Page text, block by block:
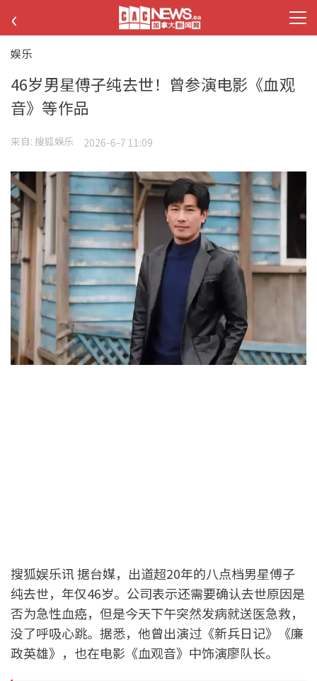
‹
娱乐
46岁男星傅子纯去世！曾参演电影《血观
音》等作品
来自: 搜狐娱乐 2026-6-7 11:09
搜狐娱乐讯 据台媒，出道超20年的八点档男星傅子
纯去世，年仅46岁。公司表示还需要确认去世原因是
否为急性血癌，但是今天下午突然发病就送医急救，
没了呼吸心跳。据悉，他曾出演过《新兵日记》《廉
政英雄》，也在电影《血观音》中饰演廖队长。